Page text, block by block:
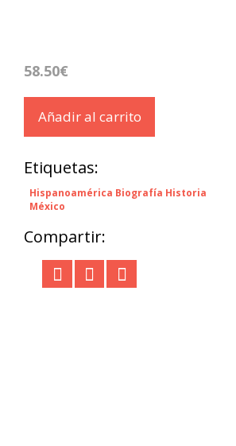
58.50€
Añadir al carrito
Etiquetas:
Hispanoamérica Biografía Historia
México
Compartir: